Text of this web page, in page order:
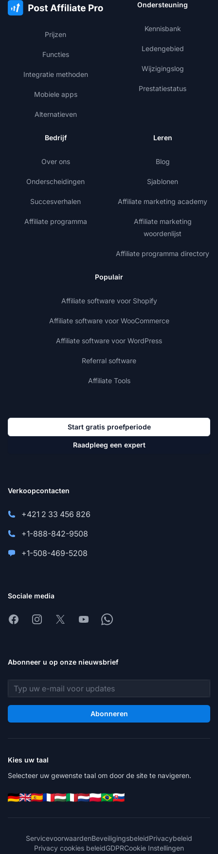
Prijzen
Functies
Integratie methoden
Mobiele apps
Alternatieven
Ondersteuning
Kennisbank
Ledengebied
Wijzigingslog
Prestatiestatus
Bedrijf
Over ons
Onderscheidingen
Succesverhalen
Affiliate programma
Leren
Blog
Sjablonen
Affiliate marketing academy
Affiliate marketing
woordenlijst
Affiliate programma directory
Populair
Affiliate software voor Shopify
Affiliate software voor WooCommerce
Affiliate software voor WordPress
Referral software
Affiliate Tools
Start gratis proefperiode
Raadpleeg een expert
Verkoopcontacten
+421 2 33 456 826
+1-888-842-9508
+1-508-469-5208
Sociale media
FacebookInstagram
X YoutubeWhatsapp
Abonneer u op onze nieuwsbrief
E-mailadres
Abonneren
Kies uw taal
Selecteer uw gewenste taal om door de site te navigeren.
ServicevoorwaardenBeveiligingsbeleidPrivacybeleid
Privacy cookies beleidGDPRCookie Instellingen